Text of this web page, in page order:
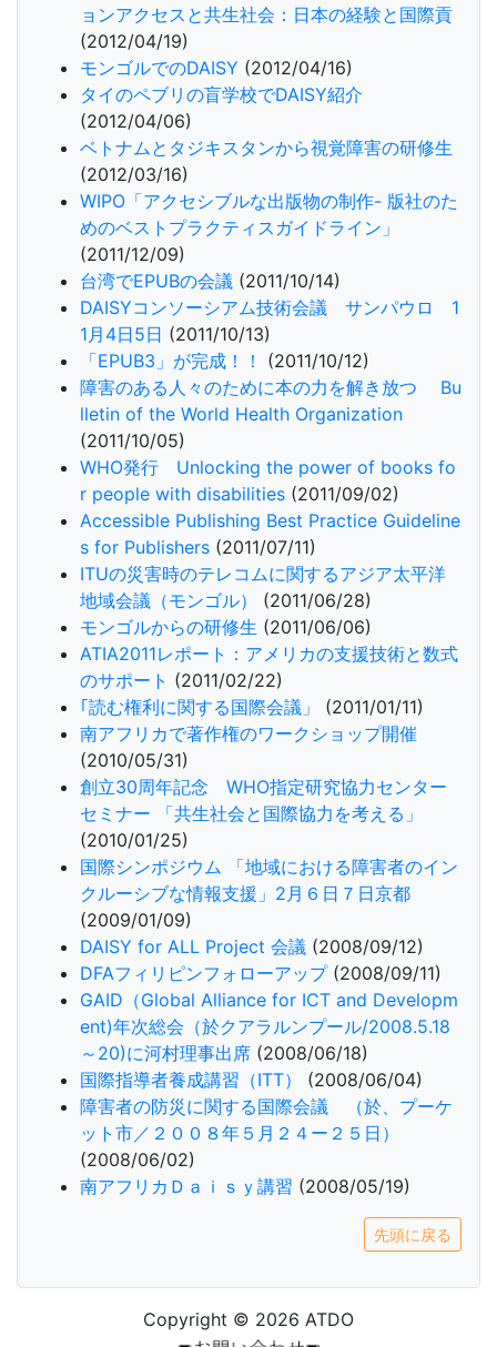
ョンアクセスと共生社会：日本の経験と国際貢
(2012/04/19)
モンゴルでのDAISY (2012/04/16)
タイのペブリの盲学校でDAISY紹介
(2012/04/06)
ベトナムとタジキスタンから視覚障害の研修生
(2012/03/16)
WIPO「アクセシブルな出版物の制作- 版社のた
めのベストプラクティスガイドライン」
(2011/12/09)
台湾でEPUBの会議 (2011/10/14)
DAISYコンソーシアム技術会議 サンパウロ 1
1月4日5日 (2011/10/13)
「EPUB3」が完成！！
(2011/10/12)
障害のある人々のために本の力を解き放つ Bu
lletin of the World Health Organization
(2011/10/05)
WHO発行 Unlocking the power of books fo
r people with disabilities (2011/09/02)
Accessible Publishing Best Practice Guideline
s for Publishers (2011/07/11)
ITUの災害時のテレコムに関するアジア太平洋
地域会議（モンゴル）
(2011/06/28)
モンゴルからの研修生 (2011/06/06)
ATIA2011レポート：アメリカの支援技術と数式
のサポート (2011/02/22)
｢読む権利に関する国際会議」
(2011/01/11)
南アフリカで著作権のワークショップ開催
(2010/05/31)
創立30周年記念 WHO指定研究協力センター
セミナー 「共生社会と国際協力を考える」
(2010/01/25)
国際シンポジウム 「地域における障害者のイン
クルーシブな情報支援」2月６日７日京都
(2009/01/09)
DAISY for ALL Project 会議 (2008/09/12)
DFAフィリピンフォローアップ(2008/09/11)
GAID（Global Alliance for ICT and Developm
ent)年次総会（於クアラルンプール/2008.5.18
～20)に河村理事出席 (2008/06/18)
国際指導者養成講習（ITT）
(2008/06/04)
障害者の防災に関する国際会議 （於、プーケ
ット市／２００８年５月２４ー２５日）
(2008/06/02)
南アフリカＤａｉｓｙ講習 (2008/05/19)
先頭に戻る
Copyright © 2026 ATDO